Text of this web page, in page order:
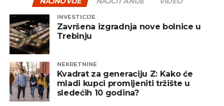
Zaključak
INVESTICIJE
Završena izgradnja nove bolnice u
Trebinju
NEKRETNINE
Kvadrat za generaciju Z: Kako će
mladi kupci promijeniti tržište u
sledećih 10 godina?